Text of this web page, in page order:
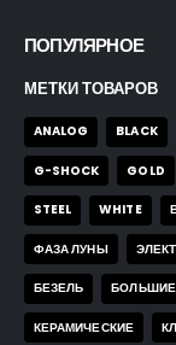
ПОПУЛЯРНОЕ
МЕТКИ ТОВАРОВ
ANALOG BLACK
G-SHOCK GOLD
STEEL WHITE
ФАЗА ЛУНЫ
БЕЗЕЛЬ БОЛЬШИЕ
КЕРАМИЧЕСКИЕ